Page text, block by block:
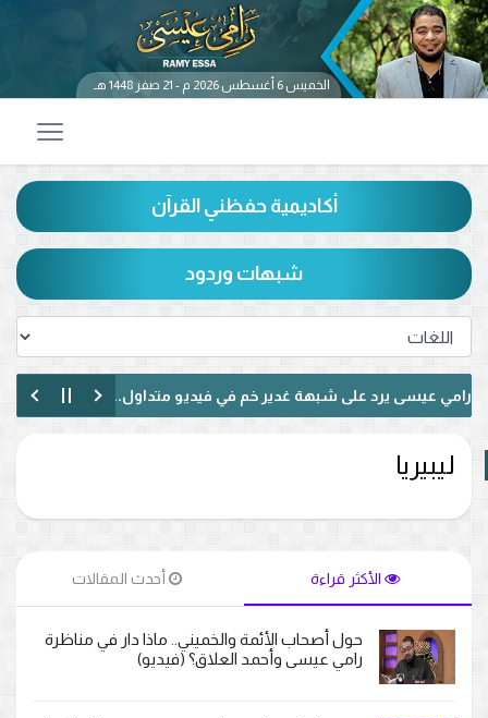
الخميس 6 أغسطس 2026 م - 21 صفر 1448 هـ
أكاديمية حفظني القرآن
شبهات وردود
عيسى يرد على شبهة غدير خم في فيديو متداول.. ماذا قال عن حديث
ليبيريا
الأكثر قراءة أحدث المقالات
حول أصحاب الأئمة والخميني.. ماذا دار في مناظرة
رامي عيسى وأحمد العلاق؟ (فيديو)